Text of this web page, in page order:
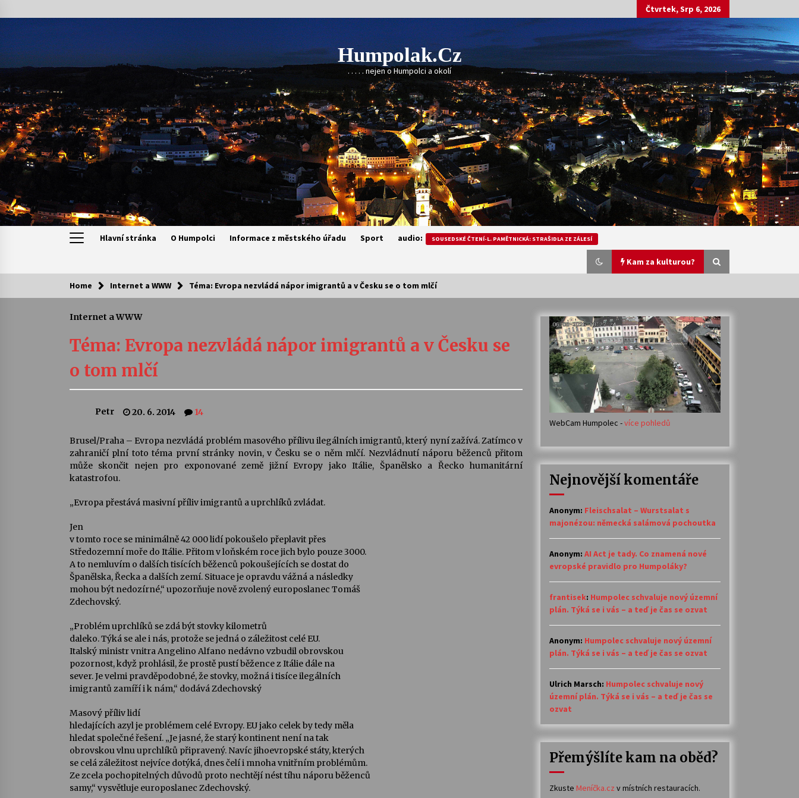
to
content
Čtvrtek, Srp 6, 2026
Humpolak.cz
. . . . . nejen o Humpolci a okolí
Hlavní stránka O Humpolci Informace z městského úřadu Sport audio: SOUSEDSKÉ ČTENÍ-L. PAMĚTNICKÁ: STRAŠIDLA ZE ZÁLESÍ
Kam za kulturou?
Kam za kulturou?
Camerata a Sukuba Ensemble
4. 8. 2026
Stávám se kapkou
30. 7. 2026
Veselí muzikanti
30. 7. 2026
Quijotova šedesátka: 28. 7.–1. 8.
28. 7. 2026
Kolchoz a Jenakaši
Votavžatský ploty
23. 7. 2026
Letní koncerty ve Stromovce: Rufus
Miller
22. 7. 2026
Vysočinka
17. 7. 2026 14. 7. 2026
Želivě ožije odkaz Josefa Čapka
30. 6. 2026
Home Internet a WWW Téma: Evropa nezvládá nápor imigrantů a v Česku se o tom mlčí
Internet a WWW
Téma: Evropa nezvládá nápor imigrantů a v Česku se
o tom mlčí
Petr 20. 6. 2014 14
Brusel/Praha – Evropa nezvládá problém masového přílivu ilegálních imigrantů, který nyní zažívá. Zatímco v
zahraničí plní toto téma první stránky novin, v Česku se o něm mlčí. Nezvládnutí náporu běženců přitom
může skončit nejen pro exponované země jižní Evropy jako Itálie, Španělsko a Řecko humanitární
katastrofou.
„Evropa přestává masivní příliv imigrantů a uprchlíků zvládat.
Jen
v tomto roce se minimálně 42 000 lidí pokoušelo přeplavit přes
Středozemní moře do Itálie. Přitom v loňském roce jich bylo pouze 3000.
A to nemluvím o dalších tisících běženců pokoušejících se dostat do
Španělska, Řecka a dalších zemí. Situace je opravdu vážná a následky
mohou být nedozírné,“ upozorňuje nově zvolený europoslanec Tomáš
Zdechovský.
„Problém uprchlíků se zdá být stovky kilometrů
daleko. Týká se ale i nás, protože se jedná o záležitost celé EU.
Italský ministr vnitra Angelino Alfano nedávno vzbudil obrovskou
pozornost, když prohlásil, že prostě pustí běžence z Itálie dále na
sever. Je velmi pravděpodobné, že stovky, možná i tisíce ilegálních
imigrantů zamíří i k nám,“ dodává Zdechovský
Masový příliv lidí
hledajících azyl je problémem celé Evropy. EU jako celek by tedy měla
hledat společné řešení. „Je jasné, že starý kontinent není na tak
obrovskou vlnu uprchlíků připravený. Navíc jihoevropské státy, kterých
se celá záležitost nejvíce dotýká, dnes čelí i mnoha vnitřním problémům.
Ze zcela pochopitelných důvodů proto nechtějí nést tíhu náporu běženců
samy,“ vysvětluje europoslanec Zdechovský.
WebCam Humpolec -více pohledů
Nejnovější komentáře
Anonym: Fleischsalat – Wurstsalat s
majonézou: německá salámová pochoutka
Anonym: AI Act je tady. Co znamená nové
evropské pravidlo pro Humpoláky?
frantisek: Humpolec schvaluje nový územní
plán. Týká se i vás – a teď je čas se ozvat
Anonym: Humpolec schvaluje nový územní
plán. Týká se i vás – a teď je čas se ozvat
Ulrich Marsch: Humpolec schvaluje nový
územní plán. Týká se i vás – a teď je čas se
ozvat
Přemýšlíte kam na oběd?
Zkuste Meníčka.cz v místních restauracích.